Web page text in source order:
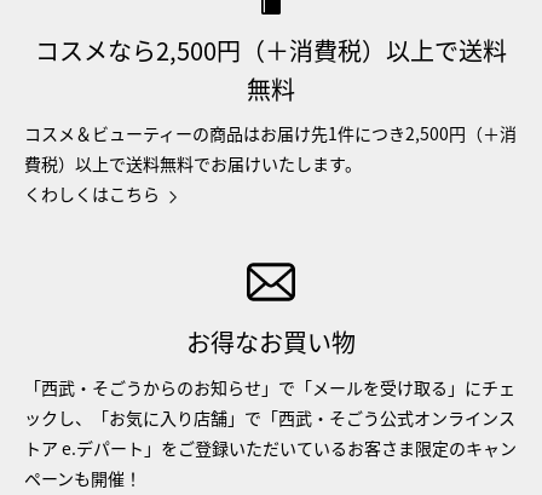
コスメなら2,500円（＋消費税）以上で送料
無料
コスメ＆ビューティーの商品はお届け先1件につき2,500円（＋消
費税）以上で送料無料でお届けいたします。
くわしくはこちら
お得なお買い物
「西武・そごうからのお知らせ」で「メールを受け取る」にチェ
ックし、「お気に入り店舗」で「西武・そごう公式オンラインス
トア e.デパート」をご登録いただいているお客さま限定のキャン
ペーンも開催！